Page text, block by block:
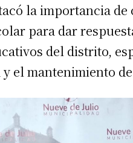
electrónico*
la importancia
para dar
del distrito,
el mantenimiento